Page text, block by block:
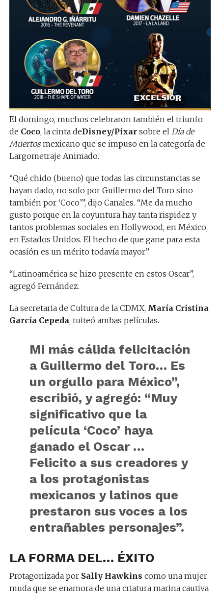
El domingo, muchos celebraron también el triunfo
de Coco, la cinta deDisney/Pixar sobre el Día de
Muertosmexicano que se impuso en la categoría de
Largometraje Animado.
“Qué chido (bueno) que todas las circunstancias se
hayan dado, no solo por Guillermo del Toro sino
también por ‘Coco’”, dijo Canales. “Me da mucho
gusto porque en la coyuntura hay tanta rispidez y
tantos problemas sociales en Hollywood, en México,
en Estados Unidos. El hecho de que gane para esta
ocasión es un mérito todavía mayor”.
“Latinoamérica se hizo presente en estos Oscar”,
agregó Fernández.
La secretaria de Cultura de la CDMX, María Cristina
García Cepeda, tuiteó ambas películas.
Mi más cálida felicitación
a Guillermo del Toro… Es
un orgullo para México”,
escribió, y agregó: “Muy
significativo que la
película ‘Coco’ haya
ganado el Oscar …
Felicito a sus creadores y
a los protagonistas
mexicanos y latinos que
prestaron sus voces a los
entrañables personajes”.
LA FORMA DEL… ÉXITO
Protagonizada porSally Hawkins como una mujer
muda que se enamora de una criatura marina cautiva